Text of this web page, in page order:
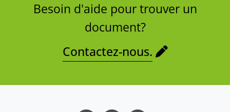
Besoin d'aide pour trouver un
document?
Contactez-nous.